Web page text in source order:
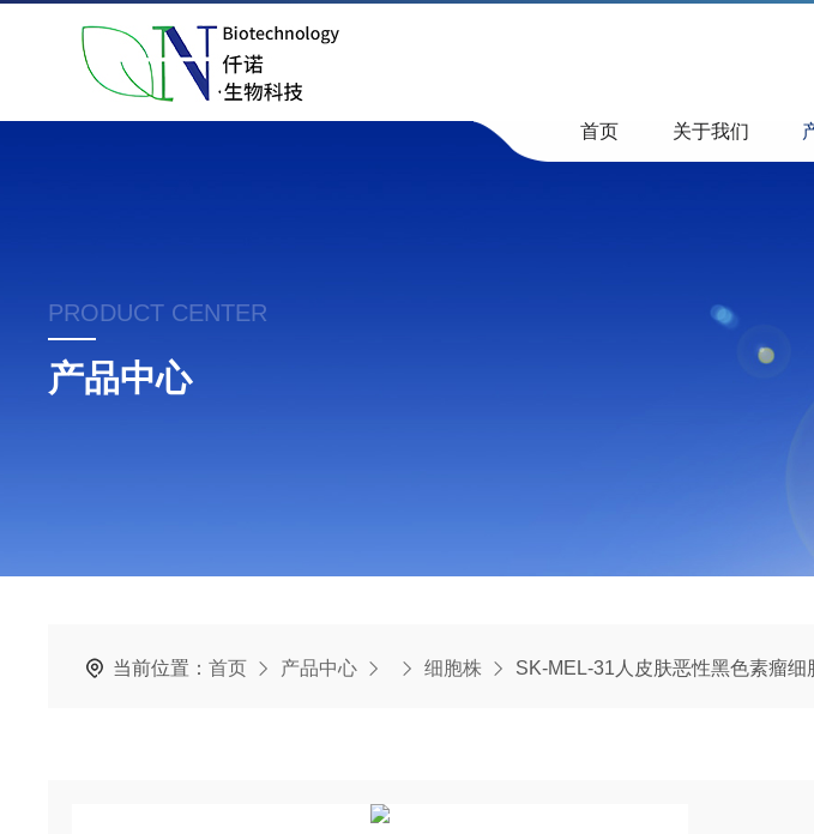
首页 关于我们
PRODUCT CENTER
产品中心
当前位置： 首页 产品中心 细胞株 SK-MEL-31人皮肤恶性黑色素瘤细